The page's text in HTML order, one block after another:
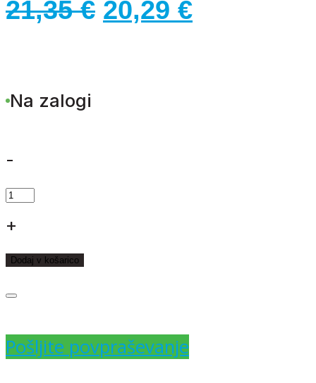
21,35€ Izvirna
20,29 €Trenutna
Na zalogi
-
VRTNICE
PENA
KREM
2cmX144
+
Dodaj v košarico
Pošljite povpraševanje